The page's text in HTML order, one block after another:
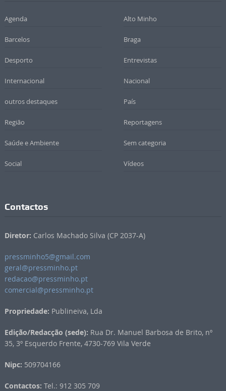
Agenda Alto Minho
Barcelos Braga
Desporto Entrevistas
Internacional Nacional
outros destaques País
Região Reportagens
Saúde e Ambiente Sem categoria
Social Vídeos
Contactos
Diretor: Carlos Machado Silva (CP 2037-A)
pressminho5@gmail.com
geral@pressminho.pt
redacao@pressminho.pt
comercial@pressminho.pt
Propriedade: Publineiva, Lda
Edição/Redacção (sede): Rua Dr. Manuel Barbosa de Brito, nº
35, 3º Esquerdo Frente, 4730-769 Vila Verde
Nipc: 509704166
Contactos: Tel.: 912 305 709